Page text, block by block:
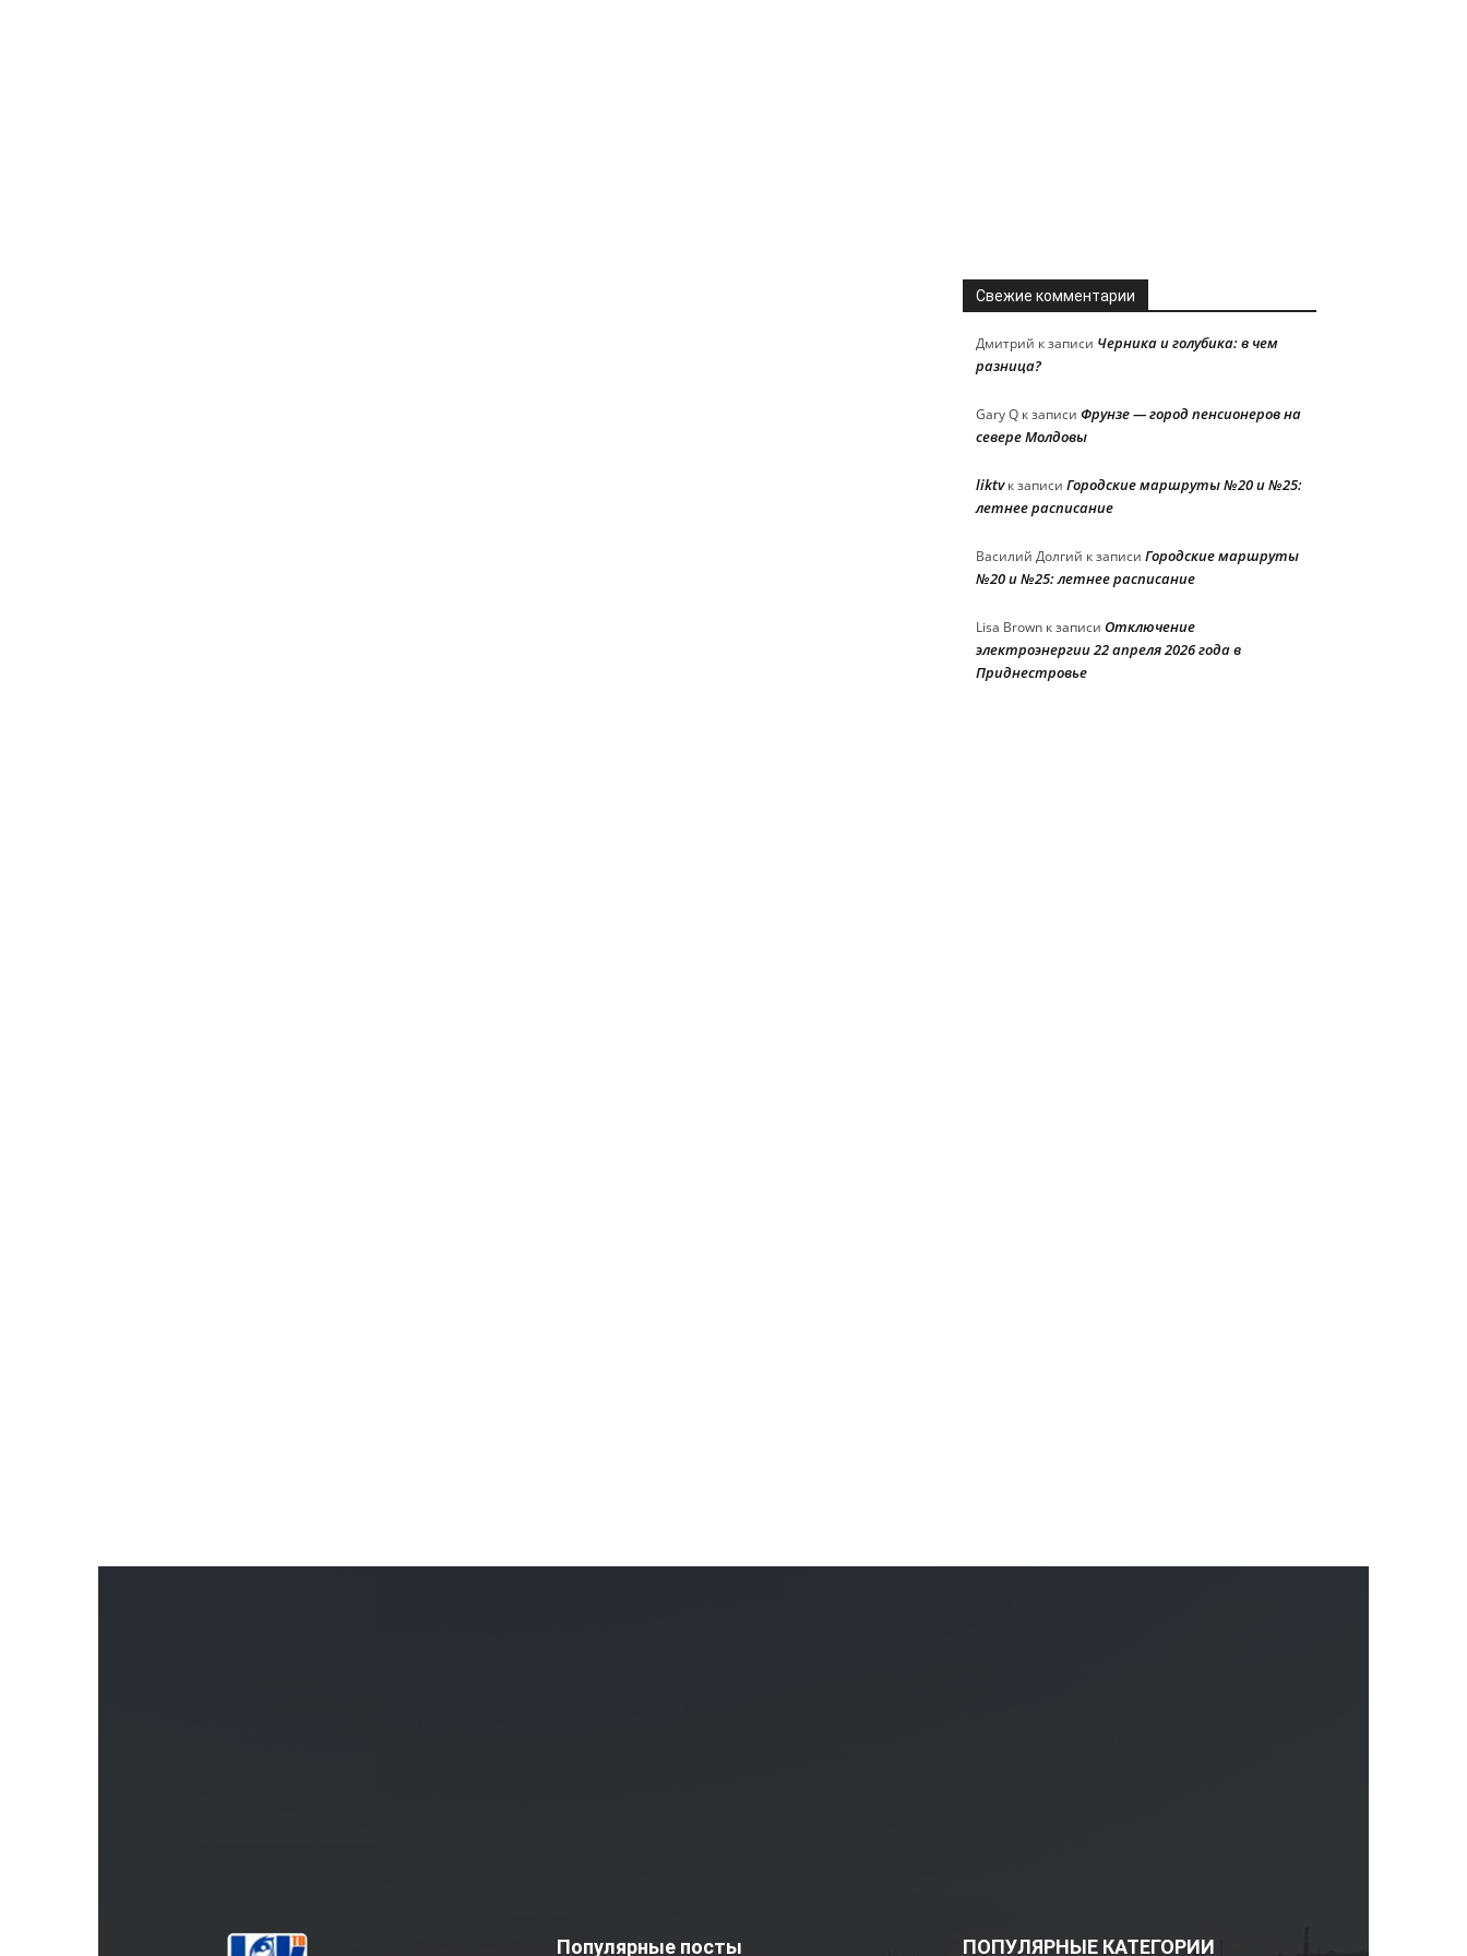
Свежие комментарии
Дмитрий к записи Черника и голубика: в чем
разница?
Gary Q к записи Фрунзе — город пенсионеров на
севере Молдовы
liktvк записи Городские маршруты №20 и №25:
летнее расписание
Василий Долгий к записи Городские маршруты
№20 и №25: летнее расписание
Lisa Brown к записи Отключение
электроэнергии 22 апреля 2026 года в
Приднестровье
Популярные посты ПОПУЛЯРНЫЕ КАТЕГОРИИ